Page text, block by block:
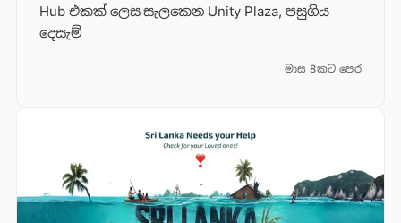
Hub එකක් ලෙස සැලකෙන Unity Plaza, පසුගිය
දෙසැම්
මාස 8කට පෙර